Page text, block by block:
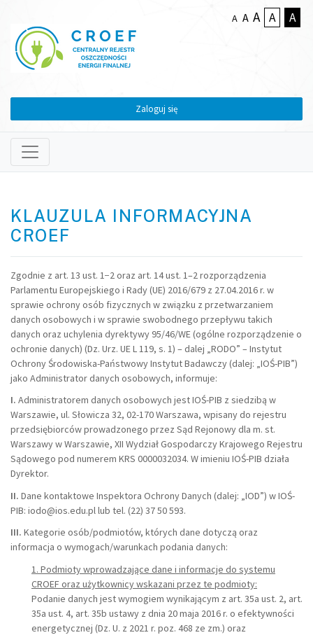
A A A A A
Zaloguj się
KLAUZULA INFORMACYJNA
CROEF
Zgodnie z art. 13 ust. 1−2 oraz art. 14 ust. 1–2 rozporządzenia
Parlamentu Europejskiego i Rady (UE) 2016/679 z 27.04.2016 r. w
sprawie ochrony osób fizycznych w związku z przetwarzaniem
danych osobowych i w sprawie swobodnego przepływu takich
danych oraz uchylenia dyrektywy 95/46/WE (ogólne rozporządzenie o
ochronie danych) (Dz. Urz. UE L 119, s. 1) – dalej „RODO” – Instytut
Ochrony Środowiska-Państwowy Instytut Badawczy (dalej: „IOŚ-PIB”)
jako Administrator danych osobowych, informuje:
I. Administratorem danych osobowych jest IOŚ-PIB z siedzibą w
Warszawie, ul. Słowicza 32, 02-170 Warszawa, wpisany do rejestru
przedsiębiorców prowadzonego przez Sąd Rejonowy dla m. st.
Warszawy w Warszawie, XII Wydział Gospodarczy Krajowego Rejestru
Sądowego pod numerem KRS 0000032034. W imieniu IOŚ-PIB działa
Dyrektor.
II. Dane kontaktowe Inspektora Ochrony Danych (dalej: „IOD”) w IOŚ-
PIB: iodo@ios.edu.pl lub tel. (22) 37 50 593.
III. Kategorie osób/podmiotów, których dane dotyczą oraz
informacja o wymogach/warunkach podania danych:
1. Podmioty wprowadzające dane i informacje do systemu
CROEF oraz użytkownicy wskazani przez te podmioty:
Podanie danych jest wymogiem wynikającym z art. 35a ust. 2, art.
35a ust. 4, art. 35b ustawy z dnia 20 maja 2016 r. o efektywności
energetycznej (Dz. U. z 2021 r. poz. 468 ze zm.) oraz